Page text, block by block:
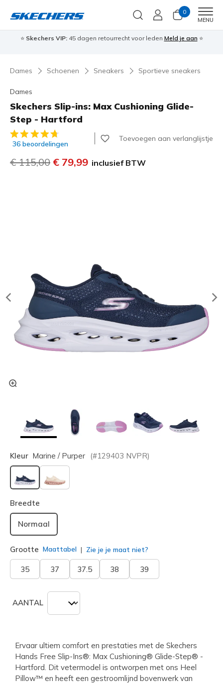
0
MENU
⭐ Skechers VIP:45 dagen retourrecht voor leden Meld je aan ⭐
Dames Schoenen Sneakers Sportieve sneakers
Dames
Skechers Slip-ins: Max Cushioning Glide-
Step - Hartford
4,8 van de 5 klantbeoordelingen
36 beoordelingen
Toevoegen aan verlanglijstje
Prijs verlaagd van
€ 115,00 naar
€ 79,99 inclusief BTW
Kleur Marine / Purper (#129403 NVPR)
geselecteerd
Breedte
Normaal
Grootte Maattabel Zie je je maat niet?
35 37 37.5 38 39
AANTAL
Ervaar ultiem comfort en prestaties met de Skechers
Hands Free Slip-Ins®: Max Cushioning® Glide-Step® -
Hartford. Dit vetermodel is ontworpen met ons Heel
Pillow™ en heeft een gestroomlijnd bovenwerk van